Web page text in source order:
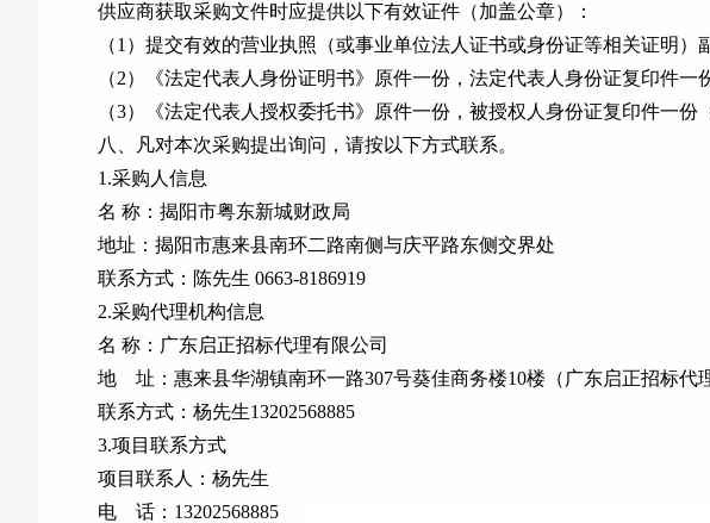
供应商获取采购文件时应提供以下有效证件（加盖公章）：
（1）提交有效的营业执照（或事业单位法人证书或身份证等相关证明）
（2）《法定代表人身份证明书》原件一份，法定代表人身份证复印件一
（3）《法定代表人授权委托书》原件一份，被授权人身份证复印件一
八、凡对本次采购提出询问，请按以下方式联系。
1.采购人信息
名 称：揭阳市粤东新城财政局
地址：揭阳市惠来县南环二路南侧与庆平路东侧交界处
联系方式：陈先生 0663-8186919
2.采购代理机构信息
名 称：广东启正招标代理有限公司
地 址：惠来县华湖镇南环一路307号葵佳商务楼10楼（广东启正招标代
联系方式：杨先生13202568885
3.项目联系方式
项目联系人：杨先生
电 话：13202568885